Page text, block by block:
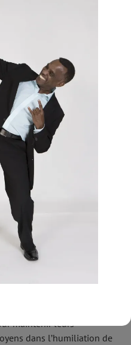
était un défenseur des
pas laissé le
son pays et la gestion
Clinton, un grand-
rien à cirer d’Haïti et qui,
avait été le plus ardent
Sa se baboukèt la… Men
ça, vous souhaitez
rappelez à l’élite
de ce pays
puérilité, leurs
vision, leur safreté, leurs
et d’ aloufas
leur tour, cédé à des
le développement
maintenir leurs
dans l’humiliation de